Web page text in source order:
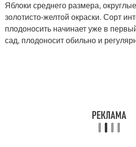
Яблоки среднего размера,
золотисто-желтой окраски. Сорт
плодоносить начинает уже в
сад, плодоносит обильно и